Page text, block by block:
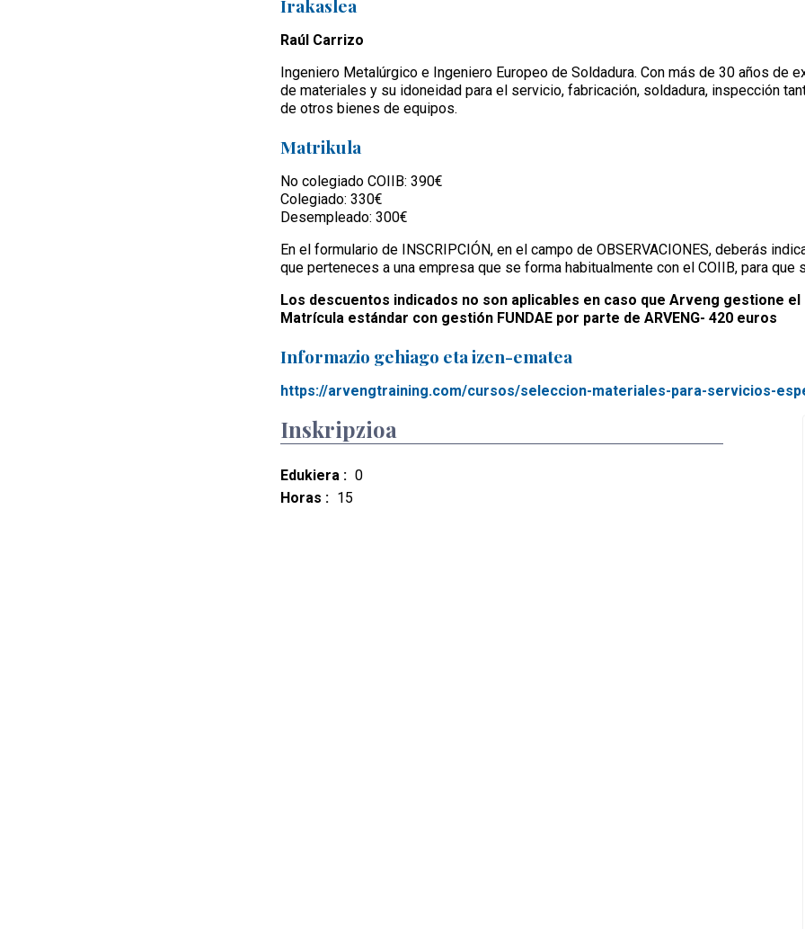
Irakaslea
Raúl Carrizo
Ingeniero Metalúrgico e Ingeniero Europeo de Soldadura. Con más de 30 años de
de materiales y su idoneidad para el servicio, fabricación, soldadura, inspección
de otros bienes de equipos.
Matrikula
No colegiado COIIB: 390€
Colegiado: 330€
Desempleado: 300€
En el formulario de INSCRIPCIÓN, en el campo de OBSERVACIONES, deberás
que perteneces a una empresa que se forma habitualmente con el COIIB, para
Los descuentos indicados no son aplicables en caso que Arveng gestione
Matrícula estándar con gestión FUNDAE por parte de ARVENG- 420 euros
Informazio gehiago eta izen-ematea
https://arvengtraining.com/cursos/seleccion-materiales-para-servicios-
Inskripzioa
Edukiera : 0
Horas : 15